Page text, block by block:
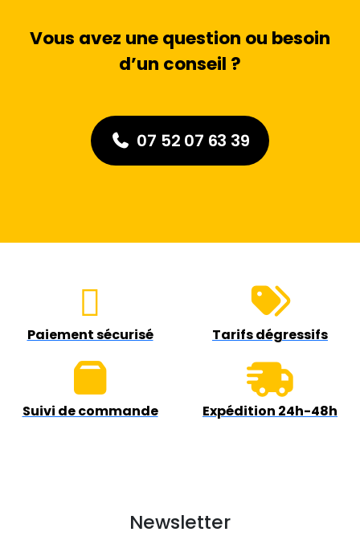
Vous avez une question ou besoin
d’un conseil ?
07 52 07 63 39
Paiement sécurisé Tarifs dégressifs
Suivi de commande Expédition 24h-48h
Newsletter